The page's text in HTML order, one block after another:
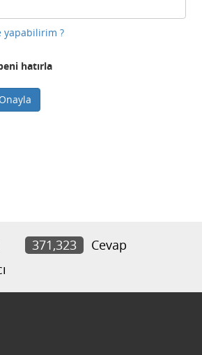
?
hatırla
371,323
Cevap